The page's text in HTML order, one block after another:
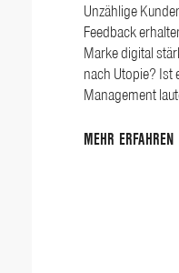
Unzählige
Feedback
Marke digital
nach Utopie? Ist
Management
MEHR ERFAHREN